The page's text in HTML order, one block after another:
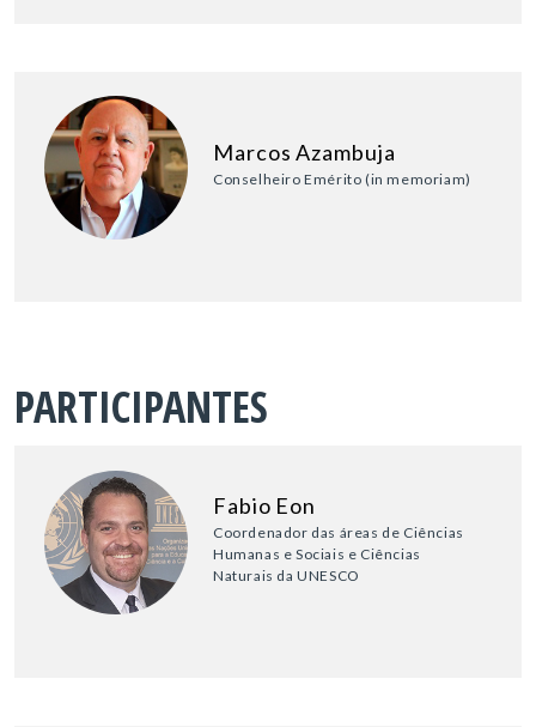
Marcos Azambuja
Conselheiro Emérito (in memoriam)
PARTICIPANTES
Fabio Eon
Coordenador das áreas de Ciências
Humanas e Sociais e Ciências
Naturais da UNESCO